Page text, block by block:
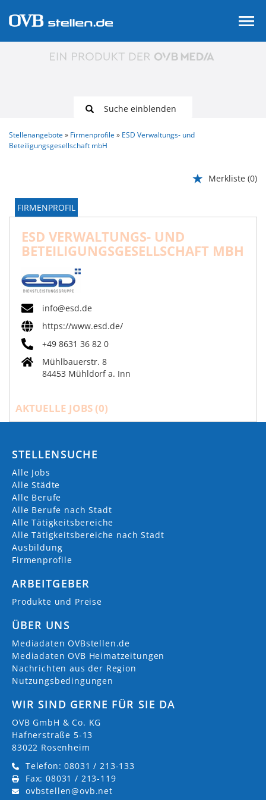
Suche einblenden
Stellenangebote Firmenprofile
ESD Verwaltungs- und
Beteiligungs­gesellschaft mbH
Merkliste (0)
FIRMENPROFIL
ESD VERWALTUNGS- UND
BETEILIGUNGS­GESELLSCHAFT MBH
info@esd.de
https://www.esd.de/
+49 8631 36 82 0
Mühlbauerstr. 8
84453 Mühldorf a. Inn
AKTUELLE JOBS (0)
STELLENSUCHE
Alle Jobs
Alle Städte
Alle Berufe
Alle Berufe nach Stadt
Alle Tätigkeitsbereiche
Alle Tätigkeitsbereiche nach Stadt
Ausbildung
Firmenprofile
ARBEITGEBER
Produkte und Preise
ÜBER UNS
Mediadaten OVBstellen.de
Mediadaten OVB Heimatzeitungen
Nachrichten aus der Region
Nutzungsbedingungen
WIR SIND GERNE FÜR SIE DA
OVB GmbH & Co. KG
Hafnerstraße 5-13
83022 Rosenheim
Telefon: 08031 / 213-133
Fax: 08031 / 213-119
ovbstellen@ovb.net